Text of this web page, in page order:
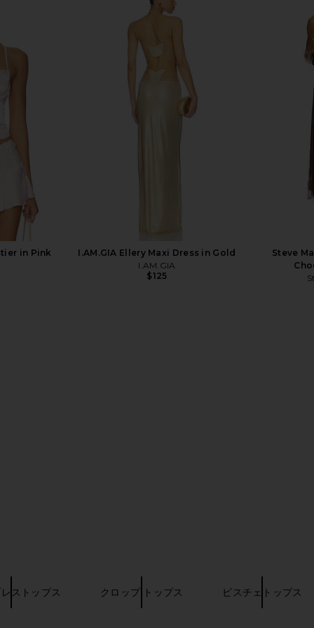
MORE TO COME Mandy Mini Skirt
Set in Navy Polka Dot
MORE TO COME
Lovers
in Pink
I.AM.GIA Ellery Maxi Dress in Gold
I.AM.GIA
$125
Steve
ストップス クロップ トップス ビスチェトップス